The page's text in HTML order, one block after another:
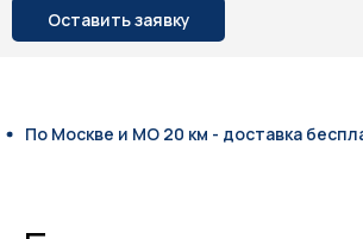
Оставить заявку
Москве и МО 20 км - доставка бесплатно